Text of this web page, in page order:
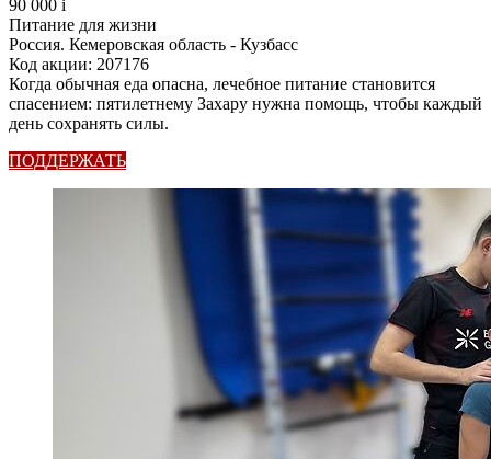
90 000 i
Питание для жизни
Россия. Кемеровская область - Кузбасс
Код акции: 207176
Когда обычная еда опасна, лечебное питание становится
спасением: пятилетнему Захару нужна помощь, чтобы каждый
день сохранять силы.
ПОДДЕРЖАТЬ